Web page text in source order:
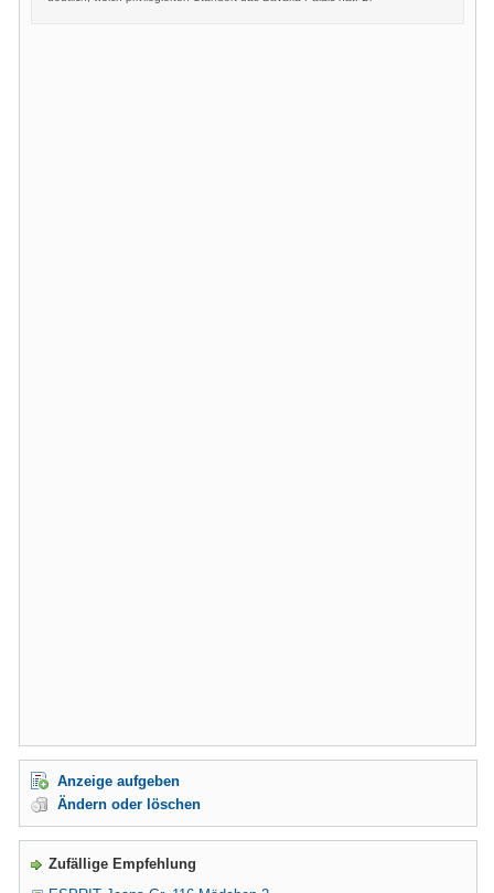
Anzeige aufgeben
Ändern oder löschen
Zufällige Empfehlung